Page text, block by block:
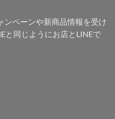
ンペーンや新商品情報を受け
と同じようにお店とLINEで